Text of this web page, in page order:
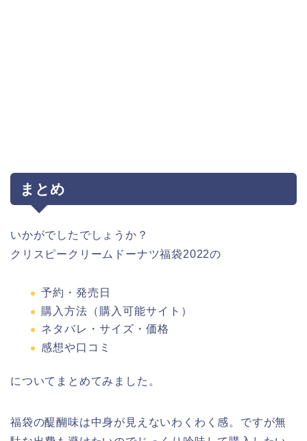
まとめ
いかがでしたでしょうか？
クリスピークリームドーナツ福袋2022の
予約・発売日
購入方法（購入可能サイト）
ネタバレ・サイズ・価格
感想や口コミ
についてまとめてみました。
福袋の醍醐味は中身が見えないわくわく感。ですが無